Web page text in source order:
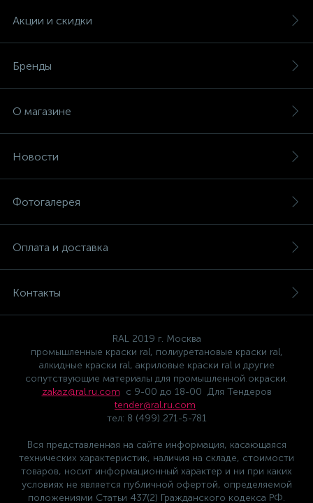
Акции и скидки
Бренды
О магазине
Новости
Фотогалерея
Оплата и доставка
Контакты
RAL 2019 г. Москва
промышленные краски ral, полиуретановые краски ral,
алкидные краски ral, акриловые краски ral и другие
сопутствующие материалы для промышленной окраски.
zakaz@ral.ru.com с 9-00 до 18-00 Для Тендеров
tender@ral.ru.com
тел: 8 (499) 271-5-781
Вся представленная на сайте информация, касающаяся
технических характеристик, наличия на складе, стоимости
товаров, носит информационный характер и ни при каких
условиях не является публичной офертой, определяемой
положениями Статьи 437(2) Гражданского кодекса РФ.